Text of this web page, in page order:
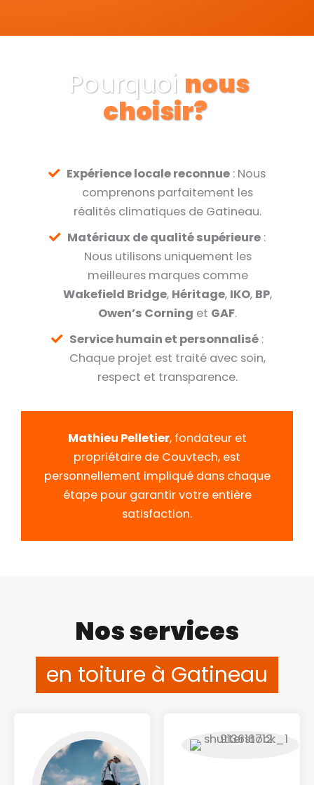
Pourquoi nous
choisir?
Expérience locale reconnue : Nous
comprenons parfaitement les
réalités climatiques de Gatineau.
Matériaux de qualité supérieure:
Nous utilisons uniquement les
meilleures marques comme
Wakefield Bridge, Héritage, IKO, BP,
Owen’s Corning et GAF.
Service humain et personnalisé:
Chaque projet est traité avec soin,
respect et transparence.
Mathieu Pelletier, fondateur et
propriétaire de Couvtech, est
personnellement impliqué dans chaque
étape pour garantir votre entière
satisfaction.
Nos services
en toiture à Gatineau